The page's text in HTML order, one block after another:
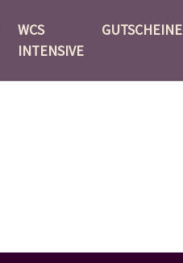
WCS
INTENSIVE
GUTSCHEINE